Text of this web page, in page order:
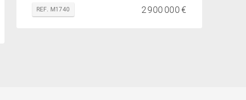
REF. M1740 2 900 000 €